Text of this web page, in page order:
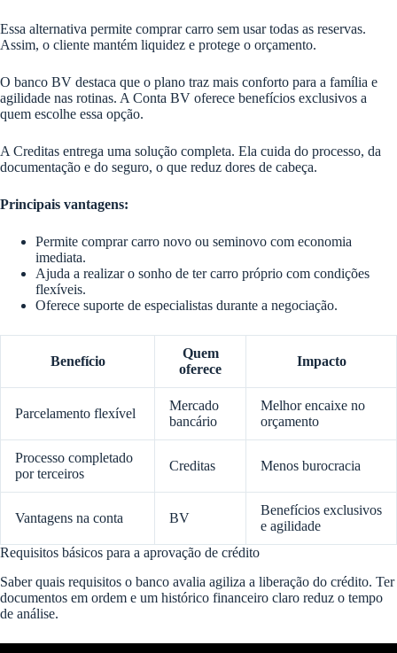
Essa alternativa permite comprar carro sem usar todas as reservas.
Assim, o cliente mantém liquidez e protege o orçamento.
O banco BV destaca que o plano traz mais conforto para a família e
agilidade nas rotinas. A Conta BV oferece benefícios exclusivos a
quem escolhe essa opção.
A Creditas entrega uma solução completa. Ela cuida do processo, da
documentação e do seguro, o que reduz dores de cabeça.
Principais vantagens:
Permite comprar carro novo ou seminovo com economia
imediata.
Ajuda a realizar o sonho de ter carro próprio com condições
flexíveis.
Oferece suporte de especialistas durante a negociação.
Benefício
Quem
oferece
Impacto
Parcelamento flexível
Mercado
bancário
Melhor encaixe no
orçamento
Processo completado
por terceiros
Creditas Menos burocracia
Vantagens na conta BV
Benefícios exclusivos
e agilidade
Requisitos básicos para a aprovação de crédito
Saber quais requisitos o banco avalia agiliza a liberação do crédito. Ter
documentos em ordem e um histórico financeiro claro reduz o tempo
de análise.